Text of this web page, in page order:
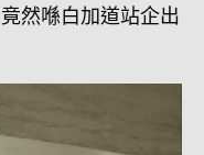
然喺白加道站企出